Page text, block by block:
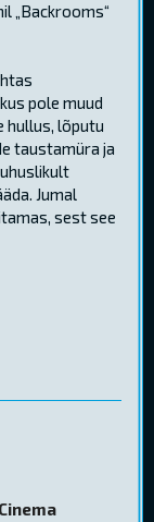
„Backrooms“
pole muud
hullus, lõputu
taustamüra ja
Jumal
sest see